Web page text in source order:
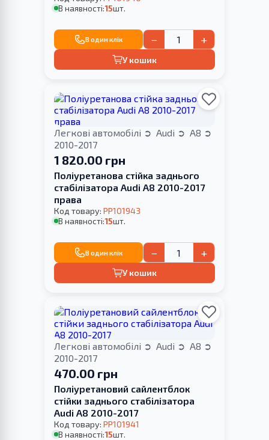
В наявності:15шт.
В один клік − +
У кошик
Легкові автомобілі Audi
A8
2010-2017
1 820.00 грн
Поліуретанова стійка заднього
стабілізатора Audi A8 2010-2017
права
Код товару: PP101943
В наявності:15шт.
В один клік − +
У кошик
Легкові автомобілі Audi
A8
2010-2017
470.00 грн
Поліуретановий сайлентблок
стійки заднього стабілізатора
Audi A8 2010-2017
Код товару: PP101941
В наявності:15шт.